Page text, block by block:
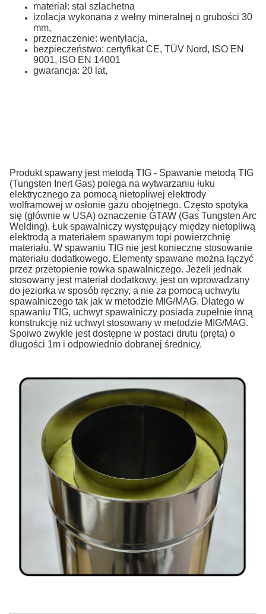
materiał: stal szlachetna
izolacja wykonana z wełny mineralnej o grubości 30
mm,
przeznaczenie: wentylacja,
bezpieczeństwo: certyfikat CE, TÜV Nord, ISO EN
9001, ISO EN 14001
gwarancja: 20 lat,
Produkt spawany jest metodą TIG - Spawanie metodą TIG
(Tungsten Inert Gas) polega na wytwarzaniu łuku
elektrycznego za pomocą nietopliwej elektrody
wolframowej w osłonie gazu obojętnego. Często spotyka
się (głównie w USA) oznaczenie GTAW (Gas Tungsten Arc
Welding). Łuk spawalniczy występujący między nietopliwą
elektrodą a materiałem spawanym topi powierzchnię
materiału. W spawaniu TIG nie jest konieczne stosowanie
materiału dodatkowego. Elementy spawane można łączyć
przez przetopienie rowka spawalniczego. Jeżeli jednak
stosowany jest materiał dodatkowy, jest on wprowadzany
do jeziorka w sposób ręczny, a nie za pomocą uchwytu
spawalniczego tak jak w metodzie MIG/MAG. Dlatego w
spawaniu TIG, uchwyt spawalniczy posiada zupełnie inną
konstrukcję niż uchwyt stosowany w metodzie MIG/MAG.
Spoiwo zwykle jest dostępne w postaci drutu (pręta) o
długości 1m i odpowiednio dobranej średnicy.